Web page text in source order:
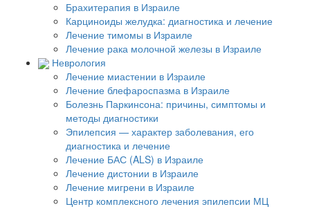
Брахитерапия в Израиле
Карциноиды желудка: диагностика и лечение
Лечение тимомы в Израиле
Лечение рака молочной железы в Израиле
Неврология
Лечение миастении в Израиле
Лечение блефароспазма в Израиле
Болезнь Паркинсона: причины, симптомы и
методы диагностики
Эпилепсия — характер заболевания, его
диагностика и лечение
Лечение БАС (ALS) в Израиле
Лечение дистонии в Израиле
Лечение мигрени в Израиле
Центр комплексного лечения эпилепсии МЦ